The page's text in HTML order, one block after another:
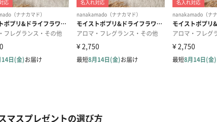
マスプレゼントの選び方